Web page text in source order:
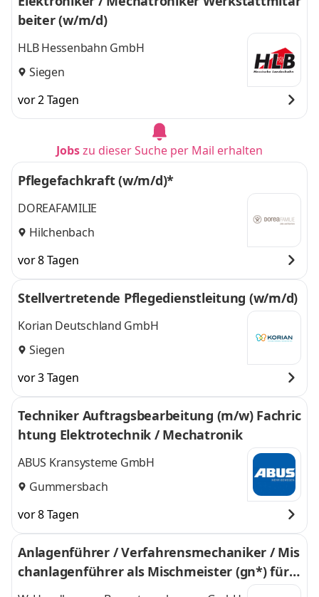
beiter (w/m/d)
HLB Hessenbahn GmbH
Siegen
vor 2 Tagen
Jobszu dieser Suche per Mail erhalten
Pflegefachkraft (w/m/d)*
DOREAFAMILIE
Hilchenbach
vor 8 Tagen
Stellvertretende Pflegedienstleitung (w/m/d)
Korian Deutschland GmbH
Siegen
vor 3 Tagen
Techniker Auftragsbearbeitung (m/w) Fachric
htung Elektrotechnik / Mechatronik
ABUS Kransysteme GmbH
Gummersbach
vor 8 Tagen
Anlagenführer / Verfahrensmechaniker / Mis
chanlagenführer als Mischmeister (gn*) für B
etonmischanlage